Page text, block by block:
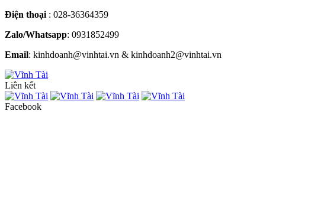
Điện thoại : 028-36364359
Zalo/Whatsapp: 0931852499
Email: kinhdoanh@vinhtai.vn & kinhdoanh2@vinhtai.vn
Liên kết
Facebook